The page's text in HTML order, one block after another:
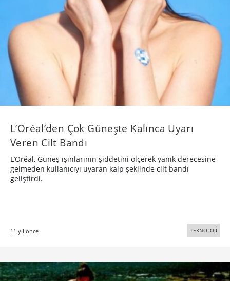
​L’Oréal’den Çok Güneşte Kalınca Uyarı
Veren Cilt Bandı
L’Oréal, Güneş ışınlarının şiddetini ölçerek yanık derecesine
gelmeden kullanıcıyı uyaran kalp şeklinde cilt bandı
geliştirdi.
11 yıl önce TEKNOLOJİ